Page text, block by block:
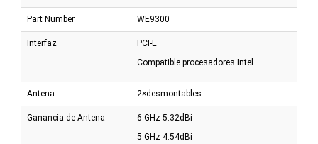
Part Number WE9300
Interfaz
PCI-E
Compatible procesadores Intel
Antena 2×desmontables
Ganancia de Antena
6 GHz 5.32dBi
5 GHz 4.54dBi